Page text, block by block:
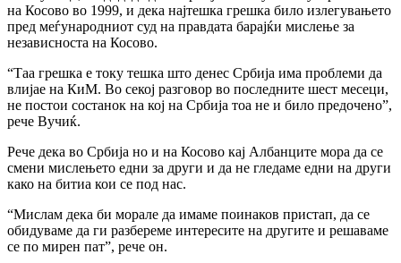
на Косово во 1999, и дека најтешка грешка било излегувањето
пред меѓународниот суд на правдата барајќи мислење за
независноста на Косово.
“Таа грешка е току тешка што денес Србија има проблеми да
влијае на КиМ. Во секој разговор во последните шест месеци,
не постои состанок на кој на Србија тоа не и било предочено”,
рече Вучиќ.
Рече дека во Србија но и на Косово кај Албанците мора да се
смени мислењето едни за други и да не гледаме едни на други
како на битиа кои се под нас.
“Мислам дека би морале да имаме поинаков пристап, да се
обидуваме да ги разбереме интересите на другите и решаваме
се по мирен пат”, рече он.